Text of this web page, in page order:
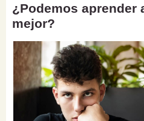
¿Podemos aprender
mejor?